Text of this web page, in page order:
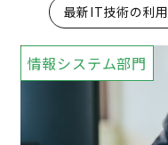
最新IT技術の利用
情報システム部門